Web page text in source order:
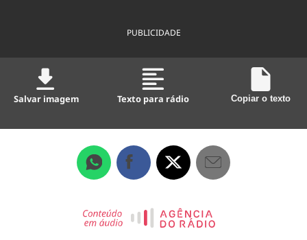
PUBLICIDADE
Salvar imagem Texto para rádio Copiar o texto